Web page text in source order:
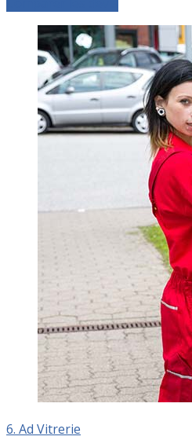
6. Ad Vitrerie